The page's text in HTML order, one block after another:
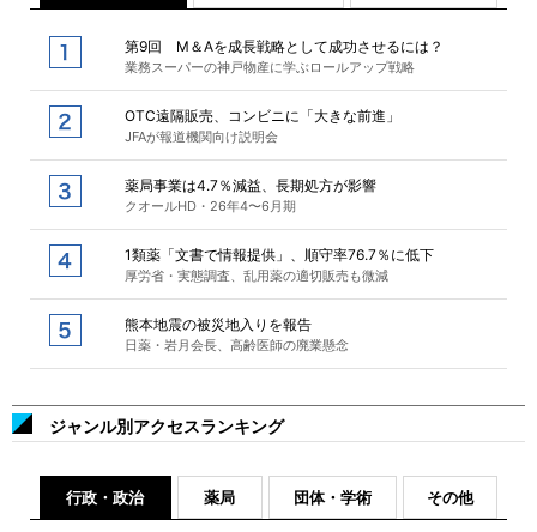
第9回 M＆Aを成長戦略として成功させるには？
業務スーパーの神戸物産に学ぶロールアップ戦略
OTC遠隔販売、コンビニに「大きな前進」
JFAが報道機関向け説明会
薬局事業は4.7％減益、長期処方が影響
クオールHD・26年4〜6月期
1類薬「文書で情報提供」、順守率76.7％に低下
厚労省・実態調査、乱用薬の適切販売も微減
熊本地震の被災地入りを報告
日薬・岩月会長、高齢医師の廃業懸念
ジャンル別アクセスランキング
行政・政治 薬局 団体・学術 その他